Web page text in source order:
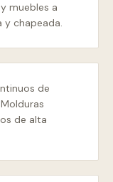
muebles a
y chapeada.
de
de alta